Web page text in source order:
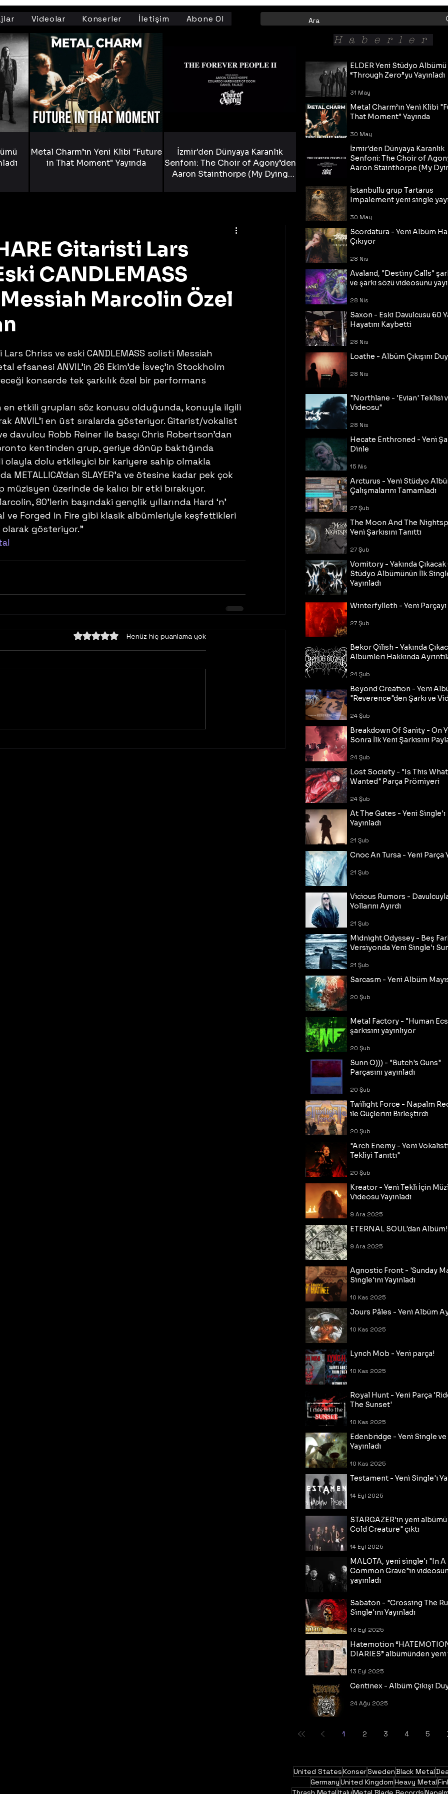
Videolar Konserler İletişim Abone Ol
Gitaristi Lars
CANDLEMASS
Messiah Marcolin Özel
Lars Chriss ve eski CANDLEMASS solisti Messiah
efsanesi ANVIL’in 26 Ekim’de İsveç’in Stockholm
konserde tek şarkılık özel bir performans
etkili grupları söz konusu olduğunda, konuyla ilgili
ANVIL’i en üst sıralarda gösteriyor. Gitarist/vokalist
davulcu Robb Reiner ile basçı Chris Robertson’dan
kentinden grup, geriye dönüp baktığında
olayla dolu etkileyici bir kariyere sahip olmakla
METALLICA’dan SLAYER’a ve ötesine kadar pek çok
müzisyen üzerinde de kalıcı bir etki bırakıyor.
80’lerin başındaki gençlik yıllarında Hard ‘n’
ve Forged in Fire gibi klasik albümleriyle keşfettikleri
olarak gösteriyor.”
5 üzerinden 0 yıldızHenüz hiç puanlama yok
Metal Charm’ın Yeni Klibi "Future
in That Moment" Yayında
İzmir'den Dünyaya Karanlık
Senfoni: The Choir of Agony’den
Aaron Stainthorpe (My Dying
ELDER Yeni Stüdyo Albümü
“Through Zero”yu Yayınladı
31 May
Metal Charm’ın Yeni Klibi
That Moment" Yayında
30 May
İzmir'den Dünyaya Karanlık
Senfoni: The Choir of
Aaron Stainthorpe (My
Tekli!
30 May
İstanbullu grup Tartarus
Impalement yeni single
30 May
Scordatura - Yeni Albüm
Çıkıyor
28 Nis
Avaland, "Destiny Calls"
ve şarkı sözü videosunu
28 Nis
Saxon - Eski Davulcusu 60
Hayatını Kaybetti
28 Nis
Loathe - Albüm Çıkışını
28 Nis
"Northlane - 'Evian' Teklisi
Videosu"
28 Nis
Hecate Enthroned - Yeni
Dinle
15 Nis
Arcturus - Yeni Stüdyo
Çalışmalarını Tamamladı
27 Şub
The Moon And The
Yeni Şarkısını Tanıttı
27 Şub
Vomitory - Yakında
Stüdyo Albümünün İlk
Yayınladı
Winterfylleth - Yeni Parçayı
27 Şub
Bekor Qilish - Yakında
Albümleri Hakkında
24 Şub
Beyond Creation - Yeni
"Reverence"den Şarkı ve
24 Şub
Breakdown Of Sanity - On
Sonra İlk Yeni Şarkısını
24 Şub
Lost Society - "Is This
Wanted" Parça Prömiyeri
24 Şub
At The Gates - Yeni Single'ı
Yayınladı
21 Şub
Cnoc An Tursa - Yeni Parça
21 Şub
Vicious Rumors -
Yollarını Ayırdı
21 Şub
Midnight Odyssey - Beş
Versiyonda Yeni Single'ı
21 Şub
Sarcasm - Yeni Albüm
20 Şub
Metal Factory - "Human
şarkısını yayınlıyor
20 Şub
Sunn O))) - "Butch's Guns"
Parçasını yayınladı
20 Şub
Twilight Force - Napalm
ile Güçlerini Birleştirdi
20 Şub
"Arch Enemy - Yeni
Tekliyi Tanıttı"
20 Şub
Kreator - Yeni Tekli İçin
Videosu Yayınladı
9 Ara 2025
ETERNAL SOUL'dan Albüm!
9 Ara 2025
Agnostic Front - 'Sunday
Single'ını Yayınladı
10 Kas 2025
Jours Pâles - Yeni Albüm
10 Kas 2025
Lynch Mob - Yeni parça!
10 Kas 2025
Royal Hunt - Yeni Parça
The Sunset'
10 Kas 2025
Edenbridge - Yeni Single
Yayınladı
10 Kas 2025
Testament - Yeni Single'ı
14 Eyl 2025
STARGAZER'ın yeni
Cold Creature" çıktı
14 Eyl 2025
MALOTA, yeni single'ı "In A
Common Grave"ın
yayınladı
Sabaton - "Crossing The
Single'ını Yayınladı
13 Eyl 2025
Hatemotion
DIARIES” albümünden
13 Eyl 2025
Centinex - Albüm Çıkışı
24 Ağu 2025
1 2 3 4 5
United StatesKonserSwedenBlack Metal
GermanyUnited KingdomHeavy Metal
Haberler